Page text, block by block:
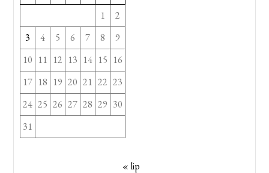
1
2
3
4 5 6 7 8
9
10 11 12 13 14 15 16
17 18 19 20 21 22 23
24 25 26 27 28 29 30
31
« lip